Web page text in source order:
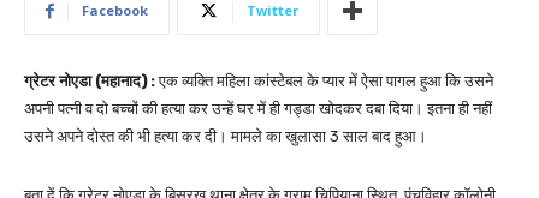
Facebook Twitter
ग्रेटर नोएडा (महानाद) :एक व्यक्ति महिला कांस्टेबल के प्यार में ऐसा पागल हुआ कि उसने
अपनी पत्नी व दो बच्चों की हत्या कर उन्हें घर में ही गड्डा खोदकर दबा दिया। इतना ही नहीं
उसने अपने दोस्त की भी हत्या कर दी। मामले का खुलासा 3 साल बाद हुआ।